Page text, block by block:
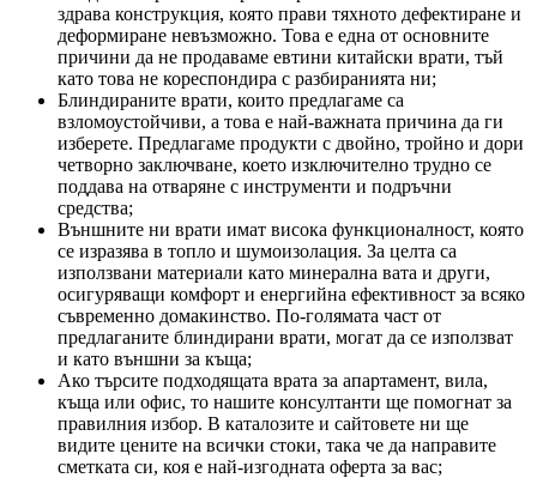
здрава конструкция, която прави тяхното дефектиране и
деформиране невъзможно. Това е една от основните
причини да не продаваме евтини китайски врати, тъй
като това не кореспондира с разбиранията ни;
Блиндираните врати, които предлагаме са
взломоустойчиви, а това е най-важната причина да ги
изберете. Предлагаме продукти с двойно, тройно и дори
четворно заключване, което изключително трудно се
поддава на отваряне с инструменти и подръчни
средства;
Външните ни врати имат висока функционалност, която
се изразява в топло и шумоизолация. За целта са
използвани материали като минерална вата и други,
осигуряващи комфорт и енергийна ефективност за всяко
съвременно домакинство. По-голямата част от
предлаганите блиндирани врати, могат да се използват
и като външни за къща;
Ако търсите подходящата врата за апартамент, вила,
къща или офис, то нашите консултанти ще помогнат за
правилния избор. В каталозите и сайтовете ни ще
видите цените на всички стоки, така че да направите
сметката си, коя е най-изгодната оферта за вас;